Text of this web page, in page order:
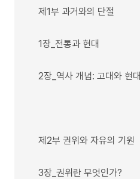
제1부 과거와의 단절
1장_전통과 현대
2장_역사 개념: 고대와 현대
제2부 권위와 자유의 기원
3장_권위란 무엇인가?